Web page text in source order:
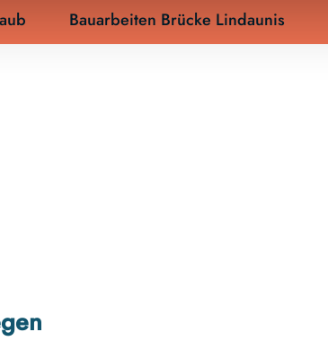
Bauarbeiten Brücke Lindaunis